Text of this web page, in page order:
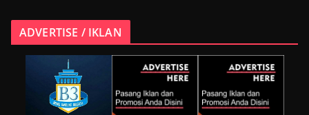
ADVERTISE / IKLAN